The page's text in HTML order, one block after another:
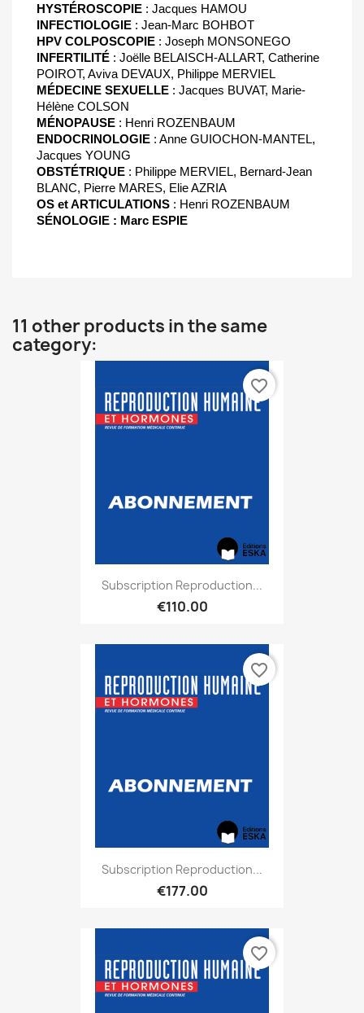
HYSTÉROSCOPIE : Jacques HAMOU
INFECTIOLOGIE : Jean-Marc BOHBOT
HPV COLPOSCOPIE : Joseph MONSONEGO
INFERTILITÉ : Joëlle BELAISCH-ALLART, Catherine
POIROT, Aviva DEVAUX, Philippe MERVIEL
MÉDECINE SEXUELLE : Jacques BUVAT, Marie-
Hélène COLSON
MÉNOPAUSE : Henri ROZENBAUM
ENDOCRINOLOGIE : Anne GUIOCHON-MANTEL,
Jacques YOUNG
OBSTÉTRIQUE : Philippe MERVIEL, Bernard-Jean
BLANC, Pierre MARES, Elie AZRIA
OS et ARTICULATIONS : Henri ROZENBAUM
SÉNOLOGIE : Marc ESPIE
11 other products in the same
category:
Subscription Reproduction...
€110.00
favorite_border
Subscription Reproduction...
€177.00
favorite_border
favorite_border